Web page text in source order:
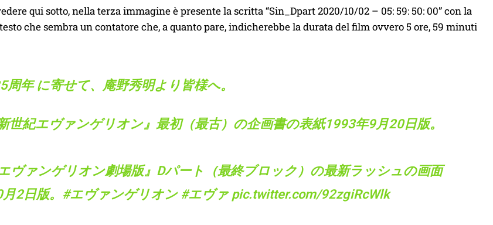
qui sotto, nella terza immagine è presente la scritta “Sin_Dpart 2020/10/02 – 05: 59: 50: 00” con la
che sembra un contatore che, a quanto pare, indicherebbe la durata del film ovvero 5 ore, 59 minuti
周年に寄せて、庵野秀明より皆様へ。
世紀エヴァンゲリオン』最初（最古）の企画書の表紙1993年9月20日版。
エヴァンゲリオン劇場版』Dパート（最終ブロック）の最新ラッシュの画面
2日版。 #エヴァンゲリオン #エヴァ pic.twitter.com/92zgiRcWlk